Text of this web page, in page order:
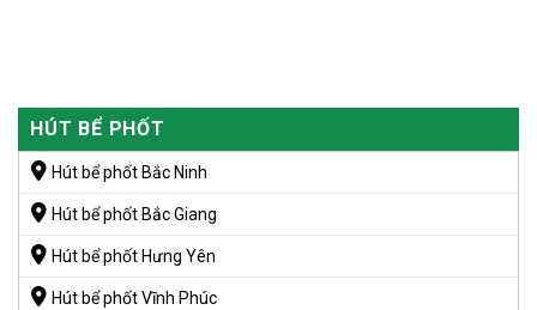
HÚT BỂ PHỐT
Hút bể phốt Bắc Ninh
Hút bể phốt Bắc Giang
Hút bể phốt Hưng Yên
Hút bể phốt Vĩnh Phúc